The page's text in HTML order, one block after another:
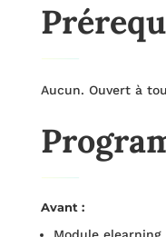
Aucun. Ouvert à
Avant :